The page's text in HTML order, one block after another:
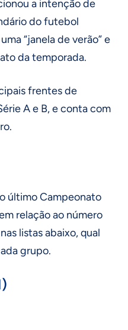
a intenção de
do futebol
“janela de verão” e
da temporada.
frentes de
A e B, e conta com
último Campeonato
relação ao número
listas abaixo, qual
grupo.